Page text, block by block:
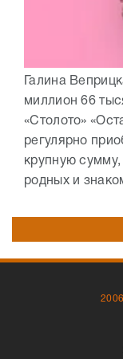
Галина
миллион 66
«Столото»
регулярно
крупную
родных и